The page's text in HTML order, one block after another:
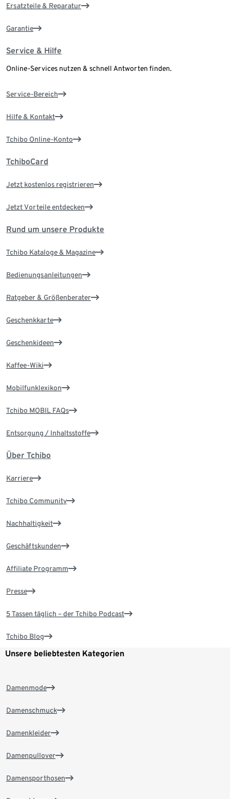
Ersatzteile & Reparatur
Garantie
Service & Hilfe
Online-Services nutzen & schnell Antworten finden.
Service-Bereich
Hilfe & Kontakt
Tchibo Online-Konto
TchiboCard
Jetzt kostenlos registrieren
Jetzt Vorteile entdecken
Rund um unsere Produkte
Tchibo Kataloge & Magazine
Bedienungsanleitungen
Ratgeber & Größenberater
Geschenkkarte
Geschenkideen
Kaffee-Wiki
Mobilfunklexikon
Tchibo MOBIL FAQs
Entsorgung / Inhaltsstoffe
Über Tchibo
Karriere
Tchibo Community
Nachhaltigkeit
Geschäftskunden
Affiliate Programm
Presse
5 Tassen täglich – der Tchibo Podcast
Tchibo Blog
Unsere beliebtesten Kategorien
Damenmode
Damenschmuck
Damenkleider
Damenpullover
Damensporthosen